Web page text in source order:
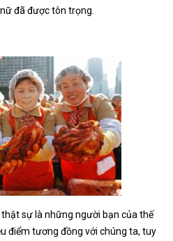
đã được tôn trọng.
sự là những người bạn của thế
điểm tương đồng với chúng ta, tuy